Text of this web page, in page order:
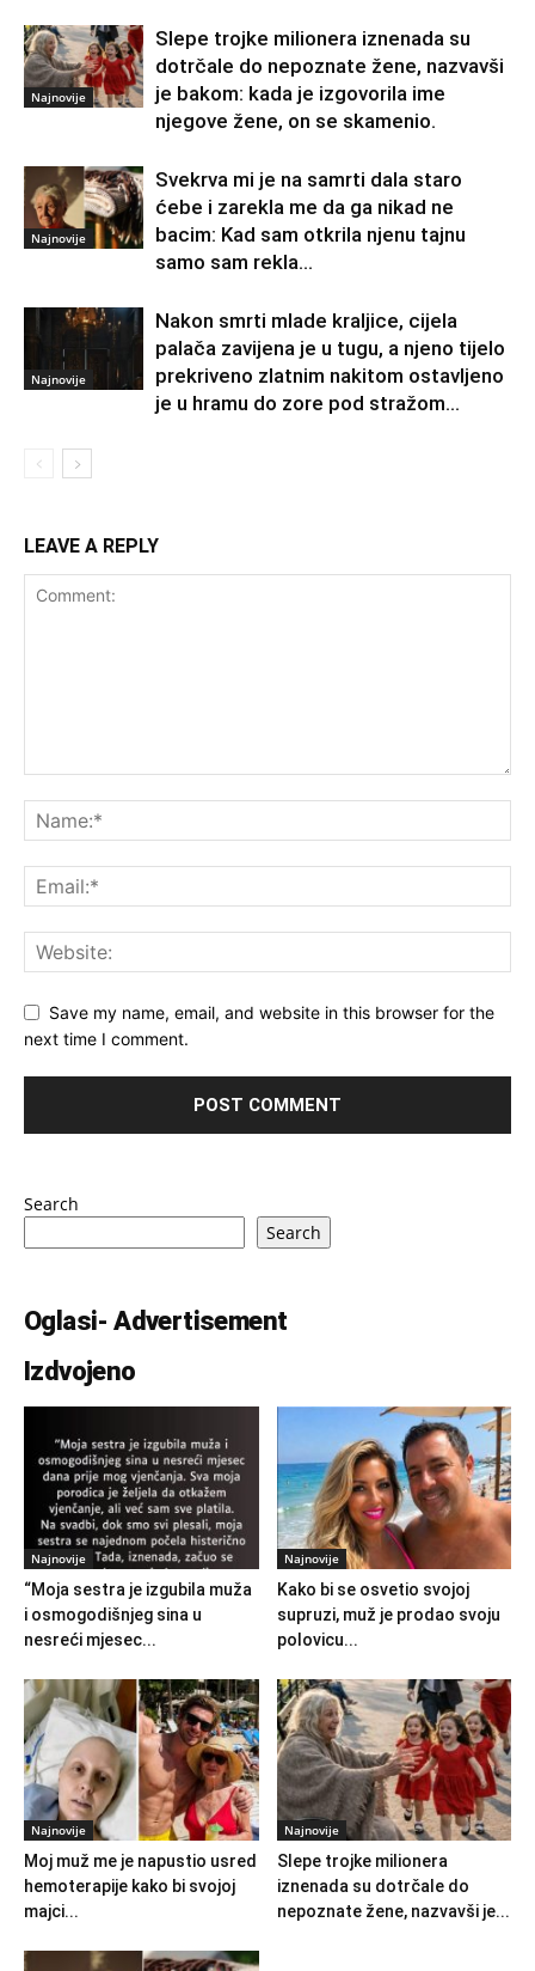
Najnovije
Slepe trojke milionera iznenada su
dotrčale do nepoznate žene, nazvavši
je bakom: kada je izgovorila ime
njegove žene, on se skamenio.
Najnovije
Svekrva mi je na samrti dala staro
ćebe i zarekla me da ga nikad ne
bacim: Kad sam otkrila njenu tajnu
samo sam rekla...
Najnovije
Nakon smrti mlade kraljice, cijela
palača zavijena je u tugu, a njeno tijelo
prekriveno zlatnim nakitom ostavljeno
je u hramu do zore pod stražom...
LEAVE A REPLY
Save my name, email, and website in this browser for the
next time I comment.
Search
Search
Oglasi- Advertisement
Izdvojeno
Najnovije
“Moja sestra je izgubila muža
i osmogodišnjeg sina u
nesreći mjesec...
Najnovije
Kako bi se osvetio svojoj
supruzi, muž je prodao svoju
polovicu...
Najnovije
Moj muž me je napustio usred
hemoterapije kako bi svojoj
majci...
Najnovije
Slepe trojke milionera
iznenada su dotrčale do
nepoznate žene, nazvavši je...